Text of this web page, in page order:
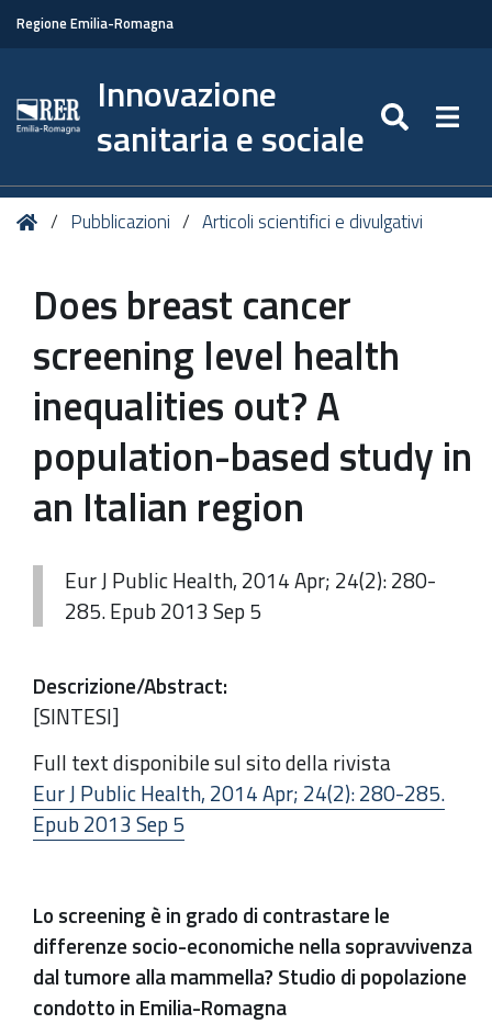
Regione Emilia-Romagna
Innovazione
sanitaria e sociale
Tu HomePubblicazioni Articoli scientifici e divulgativi
Does breast cancer
screening level health
inequalities out? A
population-based study in
an Italian region
Eur J Public Health, 2014 Apr; 24(2): 280-
285. Epub 2013 Sep 5
Descrizione/Abstract:
[SINTESI]
Full text disponibile sul sito della rivista
Eur J Public Health, 2014 Apr; 24(2): 280-285.
Epub 2013 Sep 5
Lo screening è in grado di contrastare le
differenze socio-economiche nella sopravvivenza
dal tumore alla mammella? Studio di popolazione
condotto in Emilia-Romagna